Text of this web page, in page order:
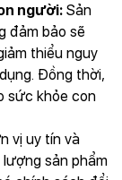
người: Sản
đảm bảo sẽ
thiểu nguy
Đồng thời,
sức khỏe con
vị uy tín và
sản phẩm